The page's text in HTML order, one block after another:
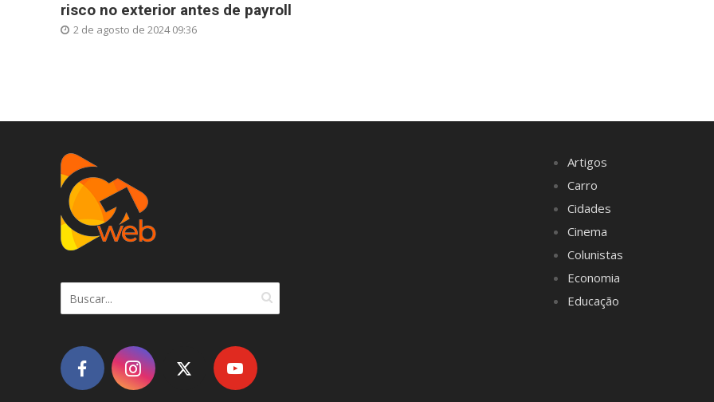
risco no exterior antes de payroll
2 de agosto de 2024 09:36
Artigos
Carro
Cidades
Cinema
Colunistas
Economia
Educação